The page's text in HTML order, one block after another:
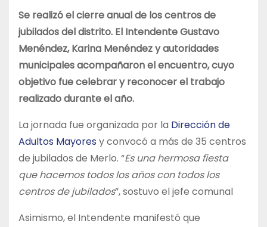
Se realizó el cierre anual de los centros de
jubilados del distrito. El Intendente Gustavo
Menéndez, Karina Menéndez y autoridades
municipales acompañaron el encuentro, cuyo
objetivo fue celebrar y reconocer el trabajo
realizado durante el año.
La jornada fue organizada por la Dirección de
Adultos Mayores y convocó a más de 35 centros
de jubilados de Merlo. “Es una hermosa fiesta
que hacemos todos los años con todos los
centros de jubilados”, sostuvo el jefe comunal
Asimismo, el Intendente manifestó que